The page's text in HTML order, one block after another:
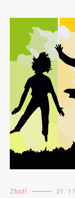
Zboží 21.